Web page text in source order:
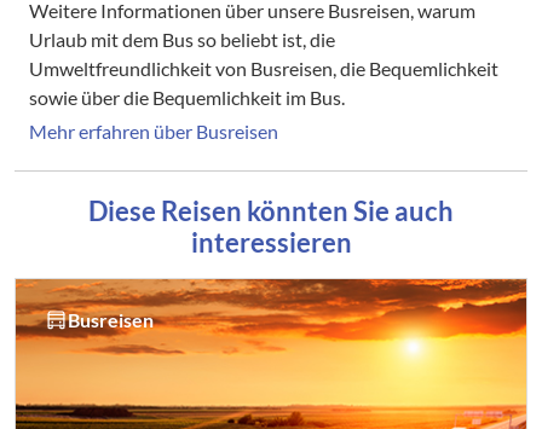
Weitere Informationen über unsere Busreisen, warum
Urlaub mit dem Bus so beliebt ist, die
Umweltfreundlichkeit von Busreisen, die Bequemlichkeit
sowie über die Bequemlichkeit im Bus.
Mehr erfahren über Busreisen
Diese Reisen könnten Sie auch
interessieren
Busreisen